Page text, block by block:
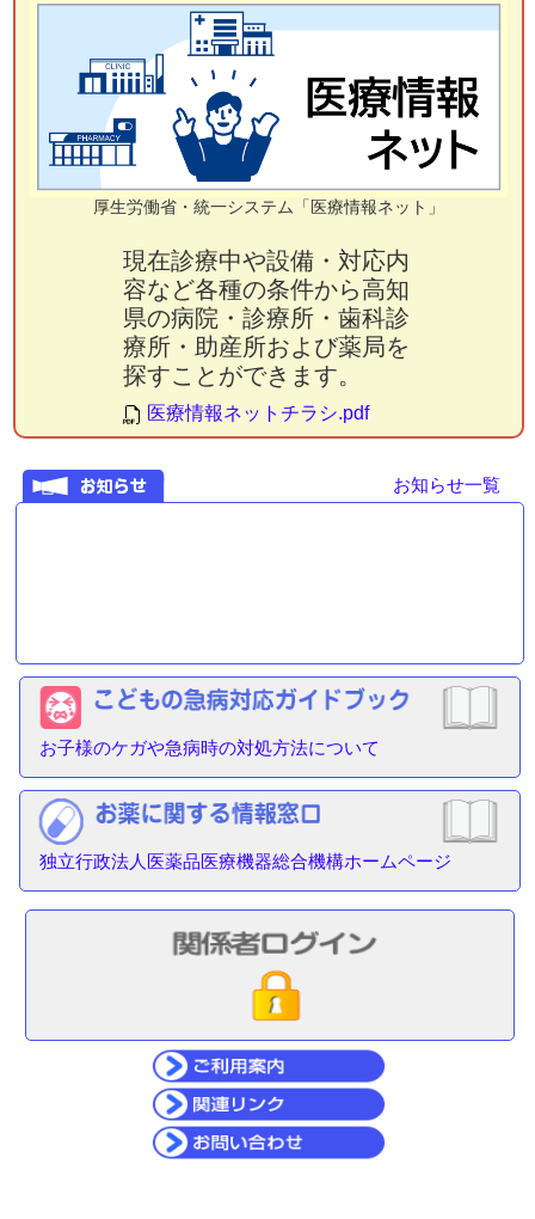
厚生労働省・統一システム「医療情報ネット」
現在診療中や設備・対応内
容など各種の条件から高知
県の病院・診療所・歯科診
療所・助産所および薬局を
探すことができます。
医療情報ネットチラシ.pdf
お知らせ一覧
お子様のケガや急病時の対処方法について
独立行政法人医薬品医療機器総合機構ホームページ